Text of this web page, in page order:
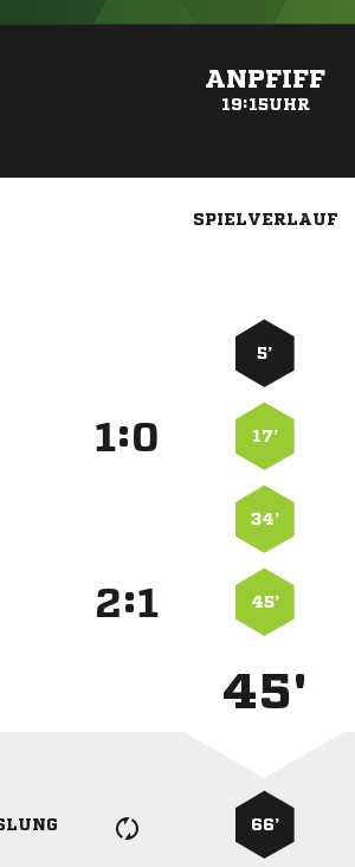
ANPFIFF
19:15UHR
SPIELVERLAUF
5’
: 17’
34’
: 45’
45'
66’